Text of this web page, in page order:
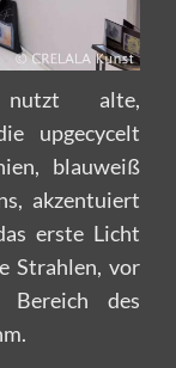
alte,
upgecycelt
blauweiß
akzentuiert
erste Licht
Strahlen, vor
des